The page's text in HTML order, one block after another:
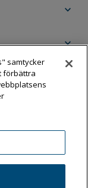
expand_more
expand_more
samtycker
förbättra